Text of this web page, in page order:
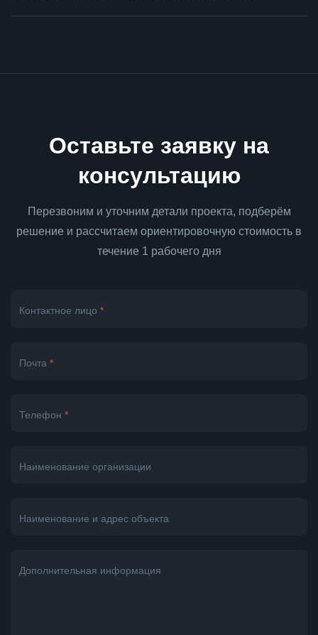
Оставьте заявку на
консультацию
Перезвоним и уточним детали проекта, подберём
решение и рассчитаем ориентировочную стоимость в
течение 1 рабочего дня
Контактное лицо *
Почта *
Телефон *
Наименование организации
Наименование и адрес объекта
Дополнительная информация